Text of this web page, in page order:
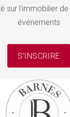
sur l'immobilier
événements
S'INSCRIRE